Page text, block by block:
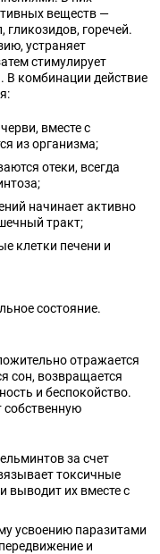
веществ —
горечей.
устраняет
стимулирует
В комбинации действие
вместе с
из организма;
отеки, всегда
начинает активно
тракт;
клетки печени и
состояние.
отражается
сон, возвращается
и беспокойство.
за счет
токсичные
выводит их вместе с
усвоению паразитами
и